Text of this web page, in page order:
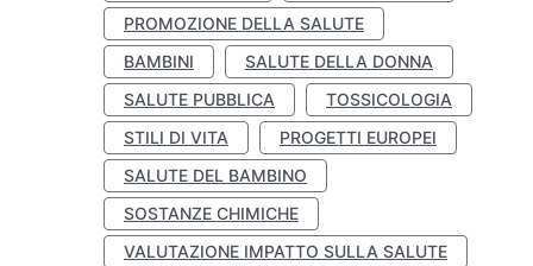
PROMOZIONE DELLA SALUTE
BAMBINI
SALUTE DELLA DONNA
SALUTE PUBBLICA
TOSSICOLOGIA
STILI DI VITA
PROGETTI EUROPEI
SALUTE DEL BAMBINO
SOSTANZE CHIMICHE
VALUTAZIONE IMPATTO SULLA SALUTE